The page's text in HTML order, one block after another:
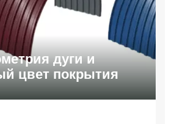
дуги и
цвет покрытия